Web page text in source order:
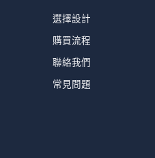
選擇設計
購買流程
聯絡我們
常見問題